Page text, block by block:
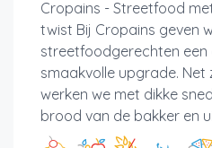
Cropains - Streetfood
twist Bij Cropains geven
streetfoodgerechten een
smaakvolle upgrade.
werken we met dikke
brood van de bakker en